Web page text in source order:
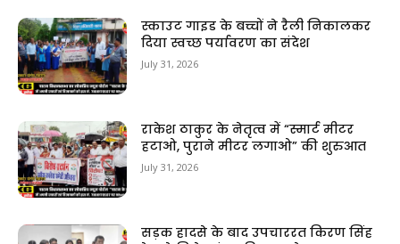
स्काउट गाइड के बच्चों ने रैली निकालकर
दिया स्वच्छ पर्यावरण का संदेश
July 31, 2026
राकेश ठाकुर के नेतृत्व में “स्मार्ट मीटर
हटाओ, पुराने मीटर लगाओ” की शुरुआत
July 31, 2026
सड़क हादसे के बाद उपचाररत किरण सिंह